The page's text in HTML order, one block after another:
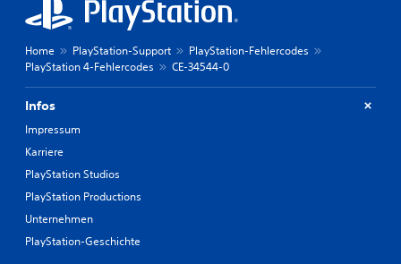
Home PlayStation-Support
PlayStation-Fehlercodes
PlayStation 4-Fehlercodes
CE-34544-0
Infos
Impressum
Karriere
PlayStation Studios
PlayStation Productions
Unternehmen
PlayStation-Geschichte